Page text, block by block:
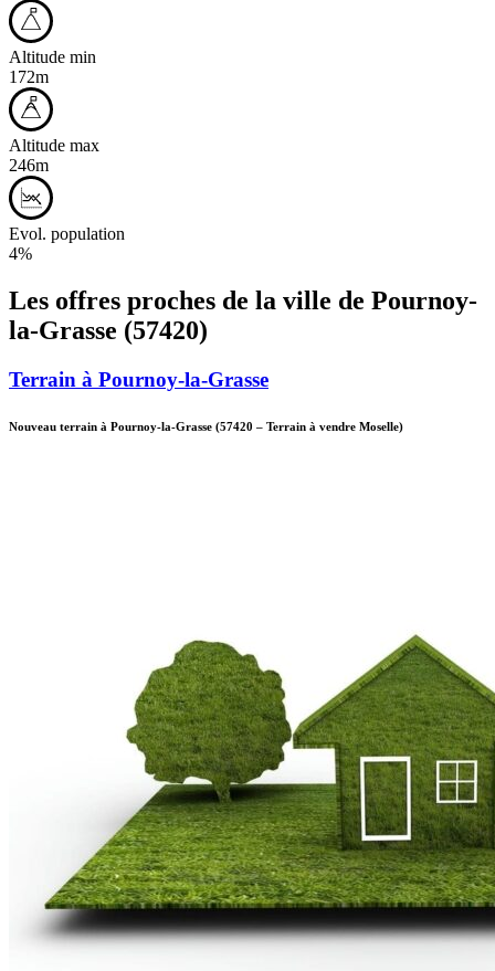
Altitude min
172m
Altitude max
246m
Evol. population
4%
Les offres proches de la ville de Pournoy-
la-Grasse (57420)
Terrain à Pournoy-la-Grasse
Nouveau terrain à Pournoy-la-Grasse (57420 – Terrain à vendre Moselle)